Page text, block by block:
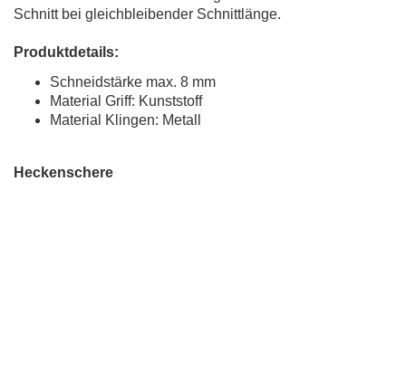
Schnitt bei gleichbleibender Schnittlänge.
Produktdetails:
Schneidstärke max. 8 mm
Material Griff: Kunststoff
Material Klingen: Metall
Heckenschere